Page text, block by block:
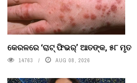
କେରଳରେ ‘ରାଟ୍ ଫିଭର୍’ ଆତଙ୍କ, ୫୮ ମୃତ
14763 AUG 08, 2026